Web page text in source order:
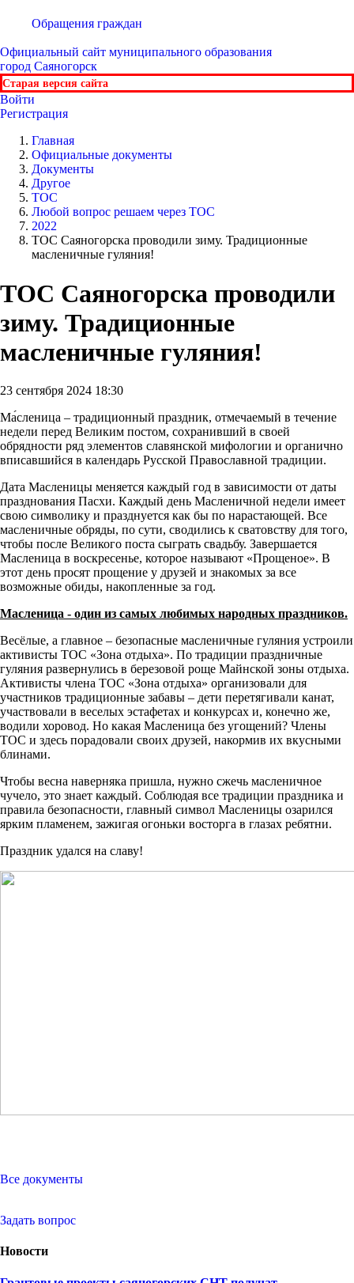
Обращения граждан
Официальный сайт муниципального образования
город Саяногорск
Старая версия сайта
Войти
Регистрация
Главная
Официальные документы
Документы
Другое
ТОС
Любой вопрос решаем через ТОС
2022
ТОС Саяногорска проводили зиму. Традиционные
масленичные гуляния!
ТОС Саяногорска проводили
зиму. Традиционные
масленичные гуляния!
23 сентября 2024 18:30
Ма́сленица – традиционный праздник, отмечаемый в течение
недели перед Великим постом, сохранивший в своей
обрядности ряд элементов славянской мифологии и органично
вписавшийся в календарь Русской Православной традиции.
Дата Масленицы меняется каждый год в зависимости от даты
празднования Пасхи. Каждый день Масленичной недели имеет
свою символику и празднуется как бы по нарастающей. Все
масленичные обряды, по сути, сводились к сватовству для того,
чтобы после Великого поста сыграть свадьбу. Завершается
Масленица в воскресенье, которое называют «Прощеное». В
этот день просят прощение у друзей и знакомых за все
возможные обиды, накопленные за год.
Масленица - один из самых любимых народных праздников.
Весёлые, а главное – безопасные масленичные гуляния устроили
активисты ТОС «Зона отдыха». По традиции праздничные
гуляния развернулись в березовой роще Майнской зоны отдыха.
Активисты члена ТОС «Зона отдыха» организовали для
участников традиционные забавы – дети перетягивали канат,
участвовали в веселых эстафетах и конкурсах и, конечно же,
водили хоровод. Но какая Масленица без угощений? Члены
ТОС и здесь порадовали своих друзей, накормив их вкусными
блинами.
Чтобы весна наверняка пришла, нужно сжечь масленичное
чучело, это знает каждый. Соблюдая все традиции праздника и
правила безопасности, главный символ Масленицы озарился
ярким пламенем, зажигая огоньки восторга в глазах ребятни.
Праздник удался на славу!
Все документы
Задать вопрос
Новости